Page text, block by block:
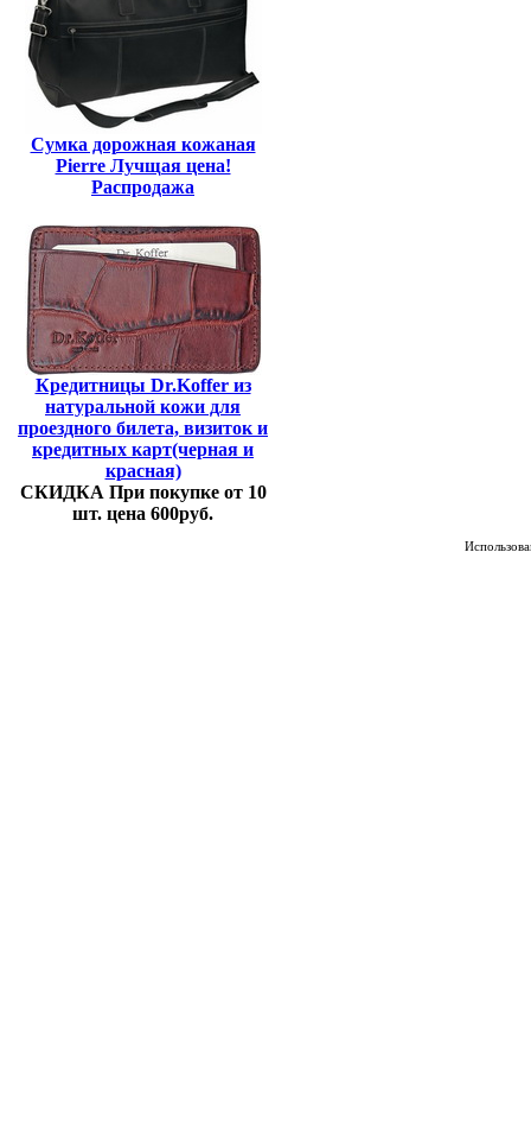
Сумка дорожная кожаная
Pierre Лучщая цена!
Распродажа
Кредитницы Dr.Koffer из
натуральной кожи для
проездного билета, визиток и
кредитных карт(черная и
красная)
СКИДКА При покупке от 10
шт. цена 600руб.